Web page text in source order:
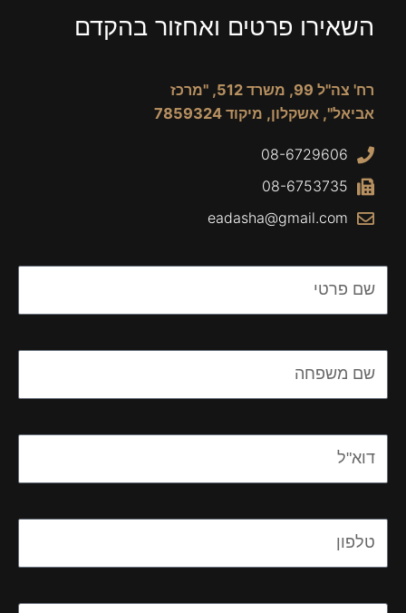
השאירו פרטים ואחזור בהקדם
רח' צה"ל 99, משרד 512, "מרכז
אביאל", אשקלון, מיקוד 7859324
08-6729606
08-6753735
eadasha@gmail.com